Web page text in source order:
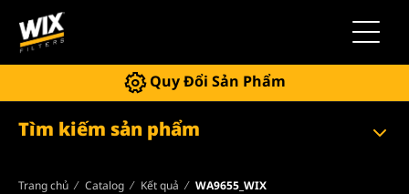
Quy Đổi Sản Phẩm
Tìm kiếm sản phẩm
Trang chủ Catalog Kết quả WA9655_WIX